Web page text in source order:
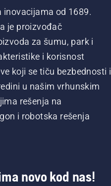
inovacijama od 1689.
je proizvođač
za šumu, park i
i korisnost
koji se tiču bezbednosti i
u našim vrhunskim
rešenja na
i robotska rešenja
novo kod nas!